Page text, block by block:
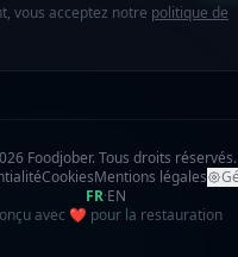
vous acceptez notre politique de
Foodjober. Tous droits réservés.
CookiesMentions légales
FR·EN
avec ❤ amour
pour la restauration